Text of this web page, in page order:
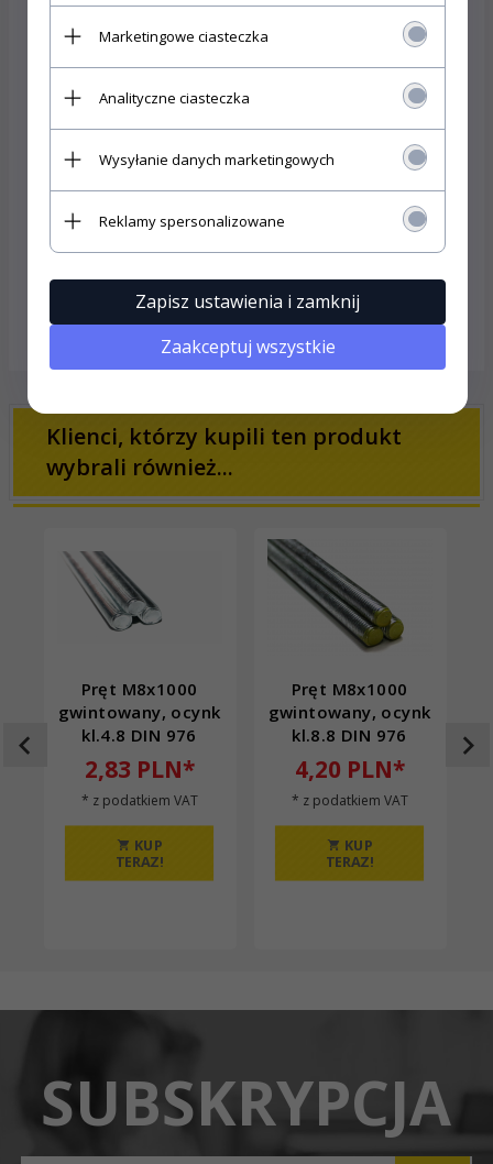
wykonane (poliester) ma największą odporność na
oddziaływanie substancji chemicznych, w tym kwasów.
Specyfikacja:
2000 kg / 2T
Długość robocza:4,0m
Norma produkcji: PN-EN 1492-1
Rodzaj użytego materiału
Zakończenie: pętle podszyte dodatkową warstwą
materiału zapobiegające przecieraniu się
OPINIE KLIENTÓW
Klienci, którzy kupili ten produkt
wybrali również...
Pręt M8x1000
gwintowany, ocynk
kl.4.8 DIN 976
2,83 PLN*
* z podatkiem VAT
KUP
TERAZ!
Pręt M8x1000
gwintowany, ocynk
kl.8.8 DIN 976
4,20 PLN*
* z podatkiem VAT
KUP
TERAZ!
SUBSKRYPCJA
Marketingowe ciasteczka
Analityczne ciasteczka
Wysyłanie danych marketingowych
Reklamy spersonalizowane
Zapisz ustawienia i zamknij
Zaakceptuj wszystkie